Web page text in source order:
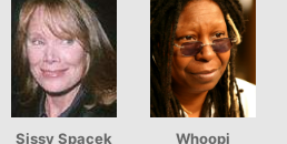
Sissy Spacek
Whoopi